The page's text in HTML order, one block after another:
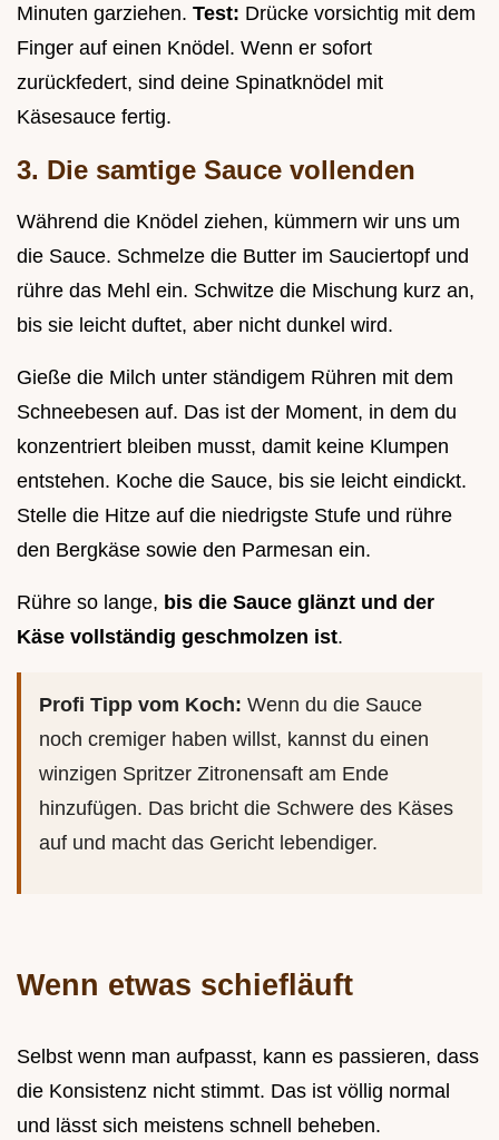
Minuten garziehen. Test: Drücke vorsichtig mit dem
Finger auf einen Knödel. Wenn er sofort
zurückfedert, sind deine Spinatknödel mit
Käsesauce fertig.
3. Die samtige Sauce vollenden
Während die Knödel ziehen, kümmern wir uns um
die Sauce. Schmelze die Butter im Sauciertopf und
rühre das Mehl ein. Schwitze die Mischung kurz an,
bis sie leicht duftet, aber nicht dunkel wird.
Gieße die Milch unter ständigem Rühren mit dem
Schneebesen auf. Das ist der Moment, in dem du
konzentriert bleiben musst, damit keine Klumpen
entstehen. Koche die Sauce, bis sie leicht eindickt.
Stelle die Hitze auf die niedrigste Stufe und rühre
den Bergkäse sowie den Parmesan ein.
Rühre so lange, bis die Sauce glänzt und der
Käse vollständig geschmolzen ist.
Profi Tipp vom Koch: Wenn du die Sauce
noch cremiger haben willst, kannst du einen
winzigen Spritzer Zitronensaft am Ende
hinzufügen. Das bricht die Schwere des Käses
auf und macht das Gericht lebendiger.
Wenn etwas schiefläuft
Selbst wenn man aufpasst, kann es passieren, dass
die Konsistenz nicht stimmt. Das ist völlig normal
und lässt sich meistens schnell beheben.